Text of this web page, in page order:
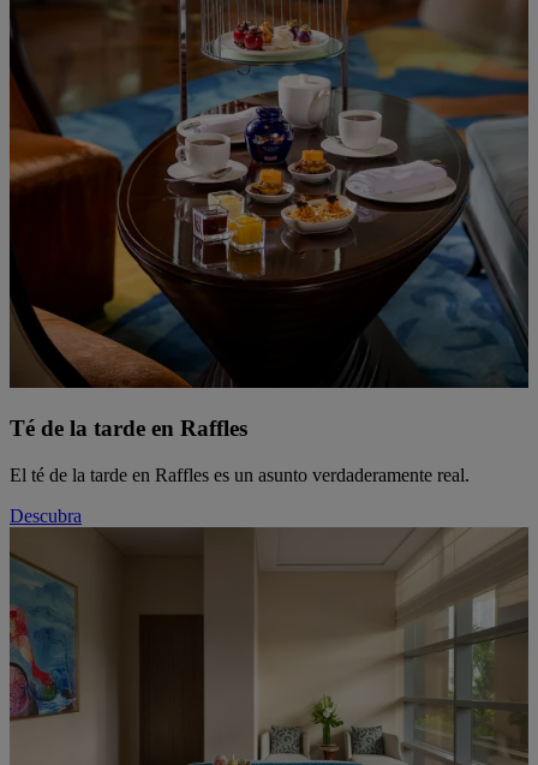
Té de la tarde en Raffles
El té de la tarde en Raffles es un asunto verdaderamente real.
Descubra